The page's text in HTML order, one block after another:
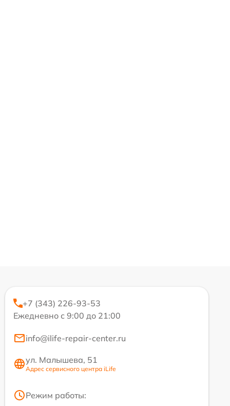
+7 (343) 226-93-53
Ежедневно с 9:00 до 21:00
info@ilife-repair-center.ru
ул. Малышева, 51
Адрес сервисного центра iLife
Режим работы: